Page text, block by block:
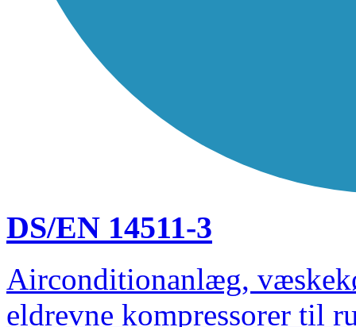
DS/EN 14511-3
Airconditionanlæg,
eldrevne kompressorer til